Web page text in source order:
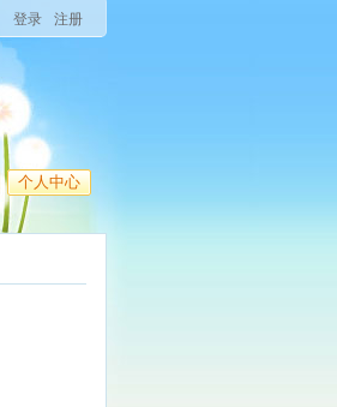
登录 注册
个人中心